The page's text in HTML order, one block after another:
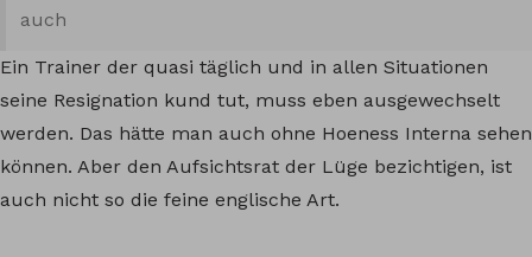
auch
Ein Trainer der quasi täglich und in allen Situationen
seine Resignation kund tut, muss eben ausgewechselt
werden. Das hätte man auch ohne Hoeness Interna sehen
können. Aber den Aufsichtsrat der Lüge bezichtigen, ist
auch nicht so die feine englische Art.